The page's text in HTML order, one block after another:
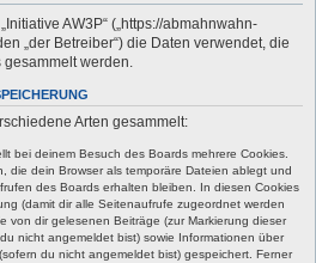
AW3P“ („https://abmahnwahn-
„der Betreiber“) die Daten verwendet, die
werden.
Arten gesammelt:
bei deinem Besuch des Boards mehrere Cookies.
die dein Browser als temporäre Dateien ablegt und
des Boards erhalten bleiben. In diesen Cookies
(damit dir alle Seitenaufrufe zugeordnet werden
von dir gelesenen Beiträge (zur Markierung dieser
nicht angemeldet bist) sowie Informationen über
du nicht angemeldet bist) gespeichert. Ferner